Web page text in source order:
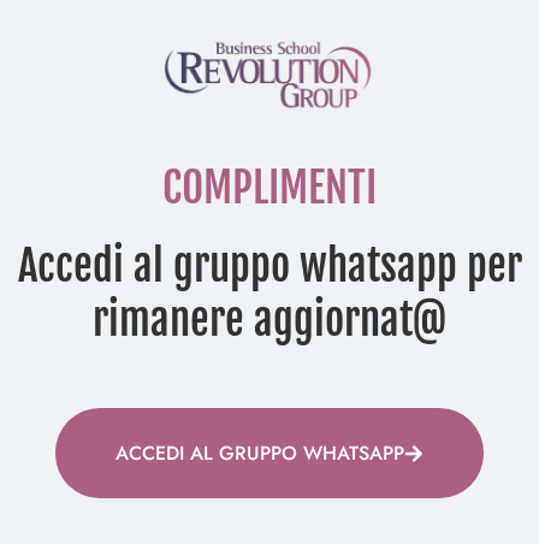
COMPLIMENTI
Accedi al gruppo whatsapp per
rimanere aggiornat@
ACCEDI AL GRUPPO WHATSAPP